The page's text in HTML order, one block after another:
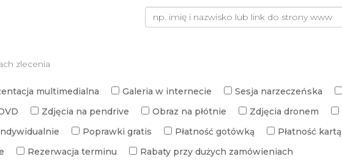
zlecenia
multimedialna Galeria w internecie Sesja narzeczeńska
Zdjęcia na pendrive Obraz na płótnie Zdjęcia dronem
Poprawki gratis Płatność gotówką Płatność kartą
Rezerwacja terminu Rabaty przy dużych zamówieniach